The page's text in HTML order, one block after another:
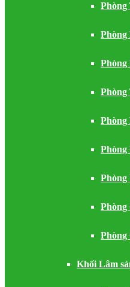
Phòng
Phòng
Phòng
Phòng
Phòng
Phòng
Phòng
Khối Lâm